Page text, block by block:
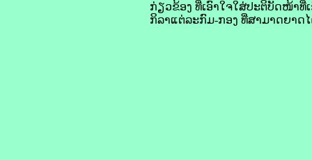
ກ່ຽວຂ້ອງ ທີ່ເອົາໃຈໃສ່ປະຕິບັດໜ້າທີ່
ກິລາແຕ່ລະກົມ-ກອງ ທີ່ສາມາດຍາດ